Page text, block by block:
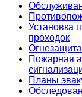
Установка
проходок
Пожарная
Планы